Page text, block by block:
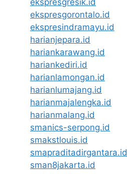
ekspresgorontalo.id
ekspresindramayu.id
harianjepara.id
hariankarawang.id
hariankediri.id
harianlamongan.id
harianlumajang.id
harianmajalengka.id
harianmalang.id
smanics-serpong.id
smakstlouis.id
smapraditadirgantara.id
sman8jakarta.id